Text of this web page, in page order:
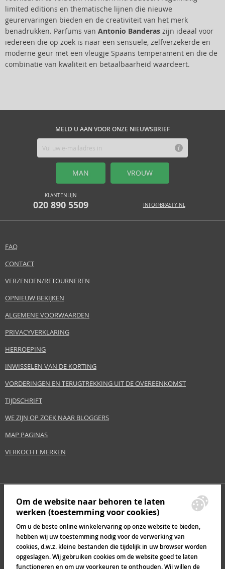
limited editions en thematische lijnen die nieuwe
geurervaringen bieden en de creativiteit van het merk
benadrukken. Parfums van Antonio Banderas zijn ideaal voor
iedereen die op zoek is naar een sensuele, zelfverzekerde en
moderne geur met een vleugje Spaans temperament en die de
combinatie van kwaliteit en betaalbaarheid waardeert.
MELD U AAN VOOR ONZE NIEUWSBRIEF
MAN VROUW
KLANTENLIJN
020 890 5509 INFO@BRASTY.NL
FAQ
CONTACT
VERZENDEN/RETOURNEREN
OPNIEUW BEKIJKEN
ALGEMENE VOORWAARDEN
PRIVACYVERKLARING
HERROEPING
INWISSELEN VAN DE KORTING
VORDERINGEN EN TERUGTREKKING UIT DE OVEREENKOMST
TIJDSCHRIFT
WE ZIJN OP ZOEK NAAR BLOGGERS
MAP PAGINAS
VERKOCHT MERKEN
Om de website naar behoren te laten
werken (toestemming voor cookies)
Om u de beste online winkelervaring op onze website te bieden,
hebben wij uw toestemming nodig voor de verwerking van
cookies, d.w.z. kleine bestanden die tijdelijk in uw browser worden
opgeslagen. Wij gebruiken cookies om de website goed te laten
functioneren en om uw voorkeuren te onthouden. Wij willen de